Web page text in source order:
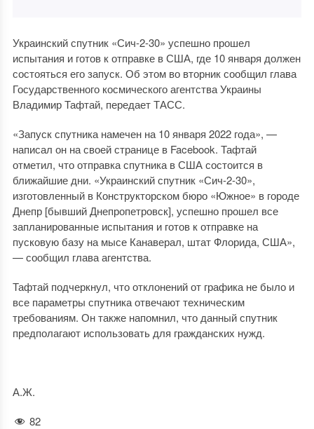
Украинский спутник «Сич-2-30» успешно прошел
испытания и готов к отправке в США, где 10 января должен
состояться его запуск. Об этом во вторник сообщил глава
Государственного космического агентства Украины
Владимир Тафтай, передает ТАСС.
«Запуск спутника намечен на 10 января 2022 года», —
написал он на своей странице в Facebook. Тафтай
отметил, что отправка спутника в США состоится в
ближайшие дни. «Украинский спутник «Сич-2-30»,
изготовленный в Конструкторском бюро «Южное» в городе
Днепр [бывший Днепропетровск], успешно прошел все
запланированные испытания и готов к отправке на
пусковую базу на мысе Канаверал, штат Флорида, США»,
— сообщил глава агентства.
Тафтай подчеркнул, что отклонений от графика не было и
все параметры спутника отвечают техническим
требованиям. Он также напомнил, что данный спутник
предполагают использовать для гражданских нужд.
А.Ж.
82